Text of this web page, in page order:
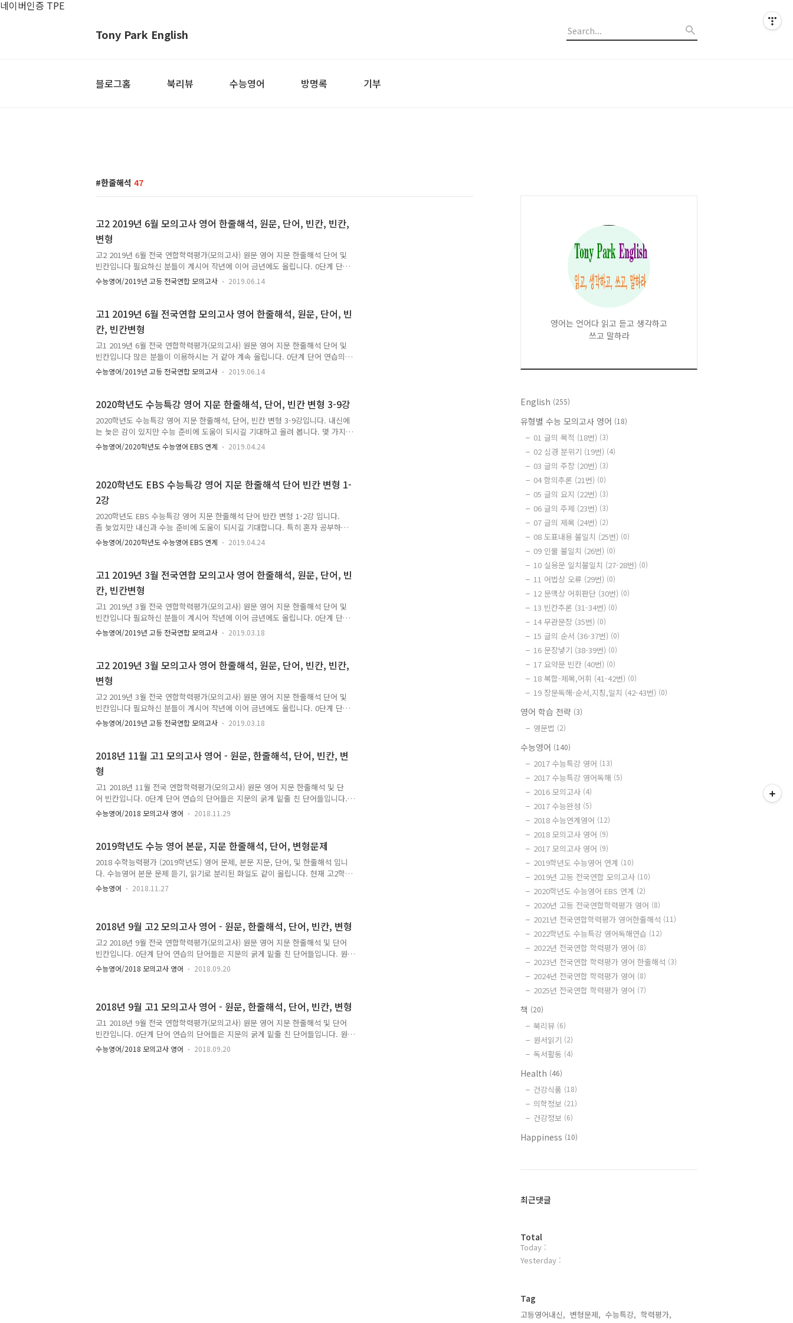
네이버인증 TPE
Tony Park English
블로그홈 북리뷰 수능영어 방명록 기부
한줄해석 47
고2 2019년 6월 모의고사 영어 한줄해석, 원문, 단어, 빈칸, 빈칸,
변형
고2 2019년 6월 전국 연합학력평가(모의고사) 원문 영어 지문 한줄해석 단어 및
빈칸입니다 필요하신 분들이 계시어 작년에 이어 금년에도 올립니다. 0단계 단어
연습의 단어들은 지문의 굵게 밑줄 친 단어들입니다. 모두 직접 타이핑한 겁니
다. 문장을 통한 단어 암기와 내용 암기를 위해 만들었습니다. 단계별로 학습하
및 네모 빈칸은 내신 출제 예상 어법들과 빈칸변형 예상입니다. 스스로 고민해
보시고 확인하시면 기억이 더 잘 날겁니다. 질문이나 의문점, 기타 의견 등 댓글
남겨주시면 시간되는대로 성실히 답해 드리겠습니다. 수정가능한 원본 파일이 필
요하시면 멜 주소와 학습용도를 남겨주시면 보내드리겠습니다. 모두 직접 작업
한 것이며,..
수능영어/2019년 고등 전국연합 모의고사 2019.06.14
고1 2019년 6월 전국연합 모의고사 영어 한줄해석, 원문, 단어, 빈
칸, 빈칸변형
고1 2019년 6월 전국 연합학력평가(모의고사) 원문 영어 지문 한줄해석 단어 및
빈칸입니다 많은 분들이 이용하시는 거 같아 계속 올립니다. 0단계 단어 연습의
단어들은 지문의 굵게 밑줄 친 단어들입니다. 모두 직접 타이핑한 것입니다. 문
장을 통한 단어 암기와 내용 암기를 위해 만들었습니다. 모든 단계를 완성하시면
다. 각각의 네모 및 지렁이 밑줄 및 네모 빈칸은 내신 출제 예상 어법들과 빈칸
변형 예상입니다. 스스로 고민해 보시고 확인하시면 기억이 더 잘 날겁니다. 질
문이나 의문점, 기타 의견 등 댓글 남겨주시면 시간되는대로 성실히 답해 드리겠
습니다. 수정가능한 원본 파일이 필요하시면 멜 주소와 학습용도를 남겨주시면
보내드리겠습..
수능영어/2019년 고등 전국연합 모의고사 2019.06.14
2020학년도 수능특강 영어 지문 한줄해석, 단어, 빈칸 변형 3-9강
2020학년도 수능특강 영어 지문 한줄해석, 단어, 빈칸 변형 3-9강입니다. 내신에
는 늦은 감이 있지만 수능 준비에 도움이 되시길 기대하고 올려 봅니다. 몇 가지
세부적 형식의 변경이 있습니다만, 기본적 구성은 비슷합니다. 0단계 단어 연습
의 단어들은 가능한 지문 속 밑줄 친 단어로 제작했습니다. 문장 속에서 단어의
수정 작업을 거치지 못해 오류 및 오탈자 있을 수 있습니다. 3강부터 9강까지 일
괄로 올립니다. 6강과 7강은 (일치, 도표)은 내신에 거의 출제되지 않고, 난이도
도 낮아 제외했습니다. 의견이나 질문 댓글 언제나 환영합니다. 많은 시간과 ..
수능영어/2020학년도 수능영어 EBS 연계 2019.04.24
2020학년도 EBS 수능특강 영어 지문 한줄해석 단어 빈칸 변형 1-
2강
2020학년도 EBS 수능특강 영어 지문 한줄해석 단어 반칸 변형 1-2강 입니다.
좀 늦었지만 내신과 수능 준비에 도움이 되시길 기대합니다. 특히 혼자 공부하시
는 분들께 도움이 되길 기대합니다. 형식은 전 자료와 동일합니다. 몇 가지 세부
적 구성의 변형이 있긴 합니다. 단계별 수준에 맞게 프린트 해서 학습하시면 도
탈자가 있을 수 있습니다. 자료에 대한 의견이나, 댓글 언제든 환영합니다. 즐공
하세요. 많은 시간과 노력이 필요한 작업입니다 도움이 되셨다면 공감과 댓글 남
겨 주세요.
수능영어/2020학년도 수능영어 EBS 연계 2019.04.24
고1 2019년 3월 전국연합 모의고사 영어 한줄해석, 원문, 단어, 빈
칸, 빈칸변형
고1 2019년 3월 전국 연합학력평가(모의고사) 원문 영어 지문 한줄해석 단어 및
빈칸입니다 필요하신 분들이 계시어 작년에 이어 금년에도 올립니다. 0단계 단어
연습의 단어들은 지문의 굵게 밑줄 친 단어들입니다. 모두 직접 타이핑한 것입니
다. 문장을 통한 단어 암기와 내용 암기를 위해 만들었습니다. 모든 단계를 완성
됩니다. 각각의 네모 및 지렁이 밑줄 및 네모 빈칸은 내신 출제 예상 어법들과
빈칸변형 예상입니다. 스스로 고민해 보시고 확인하시면 기억이 더 잘 날겁니다.
질문이나 의문점, 기타 의견 등 댓글 남겨주시면 시간되는대로 성실히 답해 드리
겠습니다. 수정가능한 원본 파일이 필요하시면 멜 주소와 학습용도를 남겨주시
면 보내..
수능영어/2019년 고등 전국연합 모의고사 2019.03.18
고2 2019년 3월 모의고사 영어 한줄해석, 원문, 단어, 빈칸, 빈칸,
변형
고2 2019년 3월 전국 연합학력평가(모의고사) 원문 영어 지문 한줄해석 단어 및
빈칸입니다 필요하신 분들이 계시어 작년에 이어 금년에도 올립니다. 0단계 단어
연습의 단어들은 지문의 굵게 밑줄 친 단어들입니다. . 문장을 통한 단어 암기와
내용 암기를 위해 만들었습니다. 단계별로 학습하시면 지문 숙지가 되어 내신에
상 어법들과 빈칸변형 예상입니다. 스스로 고민해 보시고 확인하시면 기억이 더
잘 날겁니다. 질문이나 의문점, 기타 의견 등 댓글 남겨주시면 시간되는대로 성
실히 답해 드리겠습니다. 수정가능한 원본 파일이 필요하시면 멜 주소와 학습용
도를 남겨주시면 보내드리겠습니다. 모두 직접 작업한 것이며, 오류나 오탈자 있
을 수 ..
수능영어/2019년 고등 전국연합 모의고사 2019.03.18
2018년 11월 고1 모의고사 영어 - 원문, 한줄해석, 단어, 빈칸, 변
형
고1 2018년 11월 전국 연합학력평가(모의고사) 원문 영어 지문 한줄해석 및 단
어 빈칸입니다. 0단계 단어 연습의 단어들은 지문의 굵게 밑줄 친 단어들입니다.
문장을 통한 단어 암기와 내용 암기를 위해 만들었습니다. 단계별로 학습하시면
도움이 되실 겁니다. 각각의 네모 및 지렁이 밑줄 및 네모 빈칸은 내신 출제 예
잘 날겁니다. 질문이나 의문점, 기타 의견 등 댓글 남겨주시면 시간되는대로 성
실히 답해 드리겠습니다. 수정가능한 원본 파일이 필요하시면 멜 주소와 학습용
도를 남겨주시면 보내드리겠습니다. 모두 직접 작업한 것이며, 오류나 오탈자 있
을 수 있습니다. 원본 파일도 같이 올립니다. 참고하세요 최적의 자료를 만들기
위해 몇 ..
수능영어/2018 모의고사 영어 2018.11.29
2019학년도 수능 영어 본문, 지문 한줄해석, 단어, 변형문제
2018 수학능력평가 (2019학년도) 영어 문제, 본문 지문, 단어, 및 한줄해석 입니
다. 수능영어 본문 문제 듣기, 읽기로 분리된 화일도 같이 올립니다. 현재 고2학
생들이 풀어 보면 좋을 듯 합니다.. 내신을 위해 공부하는 학생들도 일단 시험처
럼 풀어보고 지문학습 하는 것을 권장합니다. 단계별로 학습 하시길 권장하지만
다. 원본 한글 파일이 필요하신 분은 필요하신 이유와 멜주소 남겨주시면 보내
드리겠습니다. 스스로 공부하는 것 외에 공유 및 재사용 하시는 분들은 꼭 출처
밝혀 주시기 바랍니다. 많은 시간과 노력이 필요한 작업입니다. 댓글이나 공감은
작성..
수능영어 2018.11.27
2018년 9월 고2 모의고사 영어 - 원문, 한줄해석, 단어, 빈칸, 변형
고2 2018년 9월 전국 연합학력평가(모의고사) 원문 영어 지문 한줄해석 및 단어
빈칸입니다. 0단계 단어 연습의 단어들은 지문의 굵게 밑줄 친 단어들입니다. 원
본 해설서의 단어와는 다릅니다. 문장을 통한 단어 암기와 내용 암기를 위해 만
들었습니다. 단계별로 학습하시면 도움이 되실 겁니다. 각각의 네모 및 지렁이
댓글 남겨주시면 시간되는대로 성실히 답해 드리겠습니다. 수정가능한 원본 파일
이 필요하시면 멜 주소와 이유를 남겨주시면 보내드리겠습니다. 모두 직접 작업
한 것이며, 오류나 오탈자 있을 수 있습니다. 혼자 공부하시는 분들께 도움이 되
시길 기대..
수능영어/2018 모의고사 영어 2018.09.20
2018년 9월 고1 모의고사 영어 - 원문, 한줄해석, 단어, 빈칸, 변형
고1 2018년 9월 전국 연합학력평가(모의고사) 원문 영어 지문 한줄해석 및 단어
빈칸입니다. 0단계 단어 연습의 단어들은 지문의 굵게 밑줄 친 단어들입니다. 원
본 해설서의 단어와는 다릅니다. 문장을 통한 단어 암기와 내용 암기를 위해 만
들었습니다. 단계별로 학습하시면 도움이 되실 겁니다. 각각의 네모 및 지렁이
수능영어/2018 모의고사 영어 2018.09.20
영어는 언어다 읽고 듣고 생각하고
쓰고 말하라
English (255)
유형별 수능 모의고사 영어 (18)
01 글의 목적 (18번) (3)
02 심경 분위기 (19번) (4)
03 글의 주장 (20번) (3)
04 함의추론 (21번) (0)
05 글의 요지 (22번) (3)
06 글의 주제 (23번) (3)
07 글의 제목 (24번) (2)
08 도표내용 불일치 (25번) (0)
09 인물 불일치 (26번) (0)
10 실용문 일치불일치 (27-28번) (0)
11 어법상 오류 (29번) (0)
12 문맥상 어휘판단 (30번) (0)
13 빈칸추론 (31-34번) (0)
14 무관문장 (35번) (0)
15 글의 순서 (36-37번) (0)
16 문장넣기 (38-39번) (0)
17 요약문 빈칸 (40번) (0)
18 복합-제목,어휘 (41-42번) (0)
19 장문독해-순서,지칭,일치 (42-43번) (0)
영어 학습 전략 (3)
영문법 (2)
수능영어 (140)
2017 수능특강 영어 (13)
2017 수능특강 영어독해 (5)
2016 모의고사 (4)
2017 수능완성 (5)
2018 수능연계영어 (12)
2018 모의고사 영어 (9)
2017 모의고사 영어 (9)
2019학년도 수능영어 연계 (10)
2019년 고등 전국연합 모의고사 (10)
2020학년도 수능영어 EBS 연계 (2)
2020년 고등 전국연합학력평가 영어 (8)
2021년 전국연합학력평가 영어한줄해석 (11)
2022학년도 수능특강 영어독해연습 (12)
2022년 전국연합 학력평가 영어 (8)
2023년 전국연합 학력평가 영어 한줄해석 (3)
2024년 전국연합 학력평가 영어 (8)
2025년 전국연합 학력평가 영어 (7)
책 (20)
북리뷰 (6)
원서읽기 (2)
독서활동 (4)
Health (46)
건강식품 (18)
의학정보 (21)
건강정보 (6)
Happiness (10)
최근댓글
방
문
자
Total
Today :
Yesterday :
Tag
고등영어내신, 변형문제, 수능특강, 학력평가,